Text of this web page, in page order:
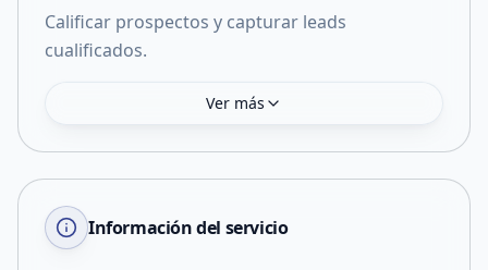
Calificar prospectos y capturar leads
cualificados.
Ver más
Información del servicio